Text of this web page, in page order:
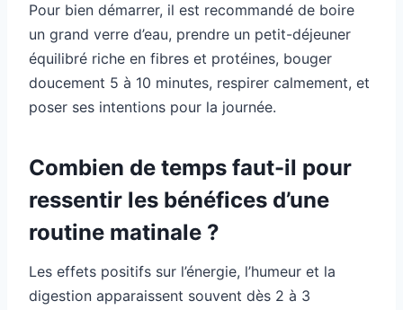
Pour bien démarrer, il est recommandé de boire
un grand verre d’eau, prendre un petit-déjeuner
équilibré riche en fibres et protéines, bouger
doucement 5 à 10 minutes, respirer calmement, et
poser ses intentions pour la journée.
Combien de temps faut-il pour
ressentir les bénéfices d’une
routine matinale ?
Les effets positifs sur l’énergie, l’humeur et la
digestion apparaissent souvent dès 2 à 3